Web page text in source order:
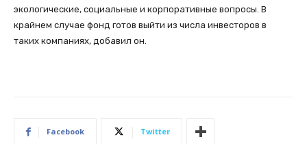
экологические, социальные и корпоративные вопросы. В
крайнем случае фонд готов выйти из числа инвесторов в
таких компаниях, добавил он.
Facebook Twitter